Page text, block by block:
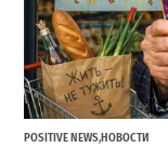
POSITIVE NEWS,НОВОСТИ